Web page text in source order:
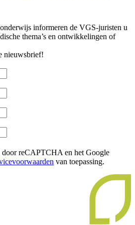
informeren de VGS-juristen u
thema’s en ontwikkelingen of
nieuwsbrief!
door reCAPTCHA en het Google
van toepassing.